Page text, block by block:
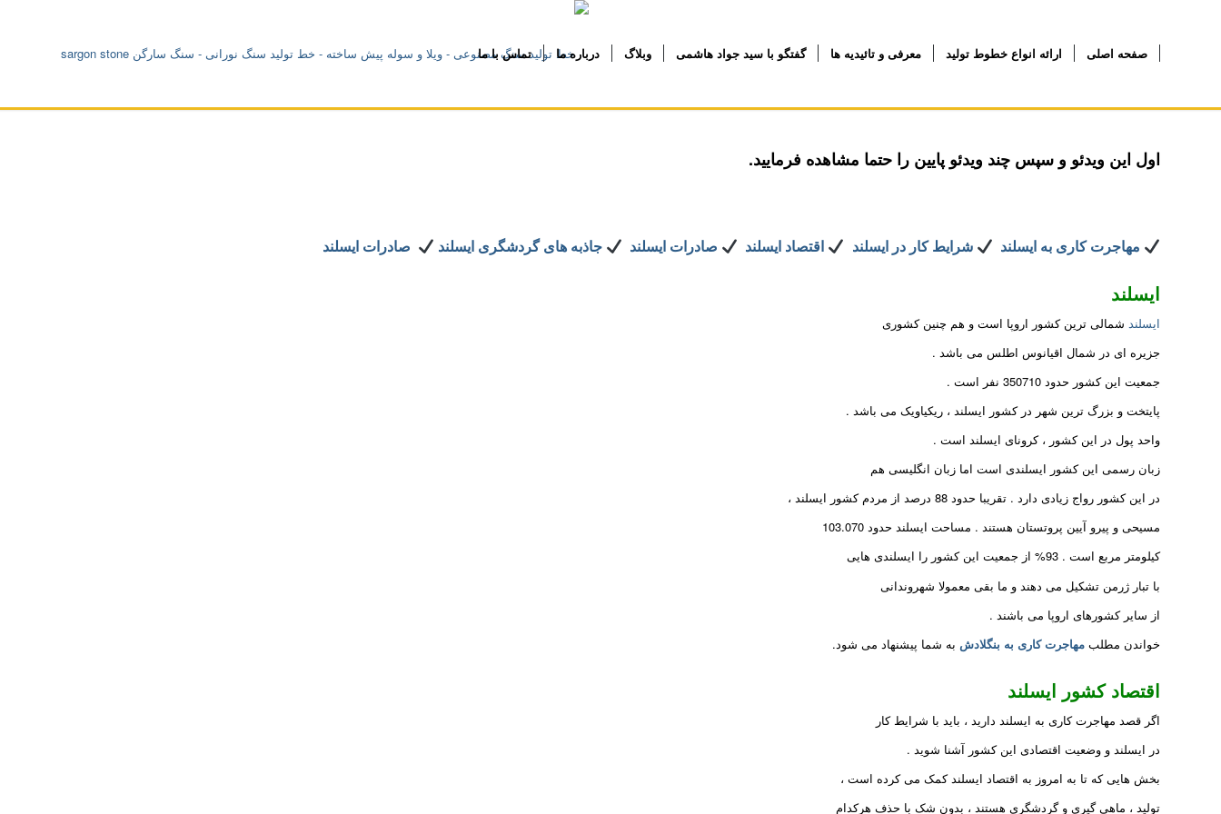
صفحه اصلی ارائه انواع خطوط تولید معرفی و تائیدیه ها گفتگو با سید جواد هاشمی وبلاگ درباره ما تماس با ما
اول این ویدئو و سپس چند ویدئو پایین را حتما مشاهده فرمایید.
مهاجرت کاری به ایسلند شرایط کار در ایسلند اقتصاد ایسلند صادرات ایسلند جاذبه های گردشگری ایسلند صادرات ایسلند
ایسلند
ایسلند شمالی ترین کشور اروپا است و هم چنین کشوری
جزیره ای در شمال اقیانوس اطلس می باشد .
جمعیت این کشور حدود 350710 نفر است .
پایتخت و بزرگ ترین شهر در کشور ایسلند ، ریکیاویک می باشد .
واحد پول در این کشور ، کرونای ایسلند است .
زبان رسمی این کشور ایسلندی است اما زبان انگلیسی هم
در این کشور رواج زیادی دارد . تقریبا حدود 88 درصد از مردم کشور ایسلند ،
مسیحی و پیرو آیین پروتستان هستند . مساحت ایسلند حدود 103.070
کیلومتر مربع است . 93% از جمعیت این کشور را ایسلندی هایی
با تبار ژرمن تشکیل می دهند و ما بقی معمولا شهروندانی
از سایر کشورهای اروپا می باشند .
خواندن مطلب مهاجرت کاری به بنگلادش به شما پیشنهاد می شود.
اقتصاد کشور ایسلند
اگر قصد مهاجرت کاری به ایسلند دارید ، باید با شرایط کار
در ایسلند و وضعیت اقتصادی این کشور آشنا شوید .
بخش هایی که تا به امروز به اقتصاد ایسلند کمک می کرده است ،
تولید ، ماهی گیری و گردشگری هستند ، بدون شک با حذف هرکدام